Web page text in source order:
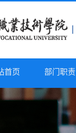
首页 部门职责